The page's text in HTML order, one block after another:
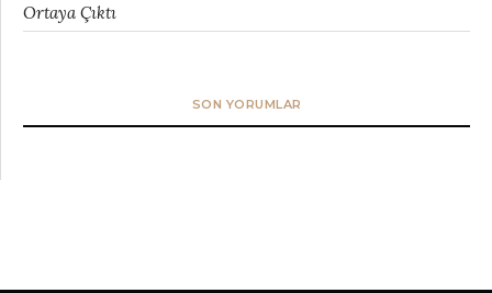
Ortaya Çıktı
SON YORUMLAR